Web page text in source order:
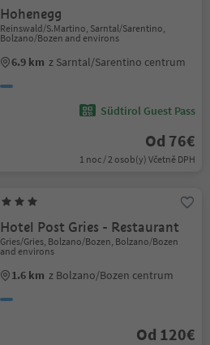
Hohenegg
Reinswald/S.Martino, Sarntal/Sarentino,
Bolzano/Bozen and environs
6.9 km z Sarntal/Sarentino centrum
Südtirol Guest Pass
Od 76€
1 noc / 2 osob(y) Včetně DPH
Hotel Post Gries - Restaurant
Gries/Gries, Bolzano/Bozen, Bolzano/Bozen
and environs
1.6 km z Bolzano/Bozen centrum
Od 120€